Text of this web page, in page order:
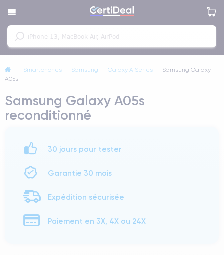
— Smartphones — Samsung — Galaxy A Series — Samsung Galaxy
A05s
Samsung Galaxy A05s
reconditionné
30 jours pour tester
Garantie 30 mois
Expédition sécurisée
Paiement en 3X, 4X ou 24X